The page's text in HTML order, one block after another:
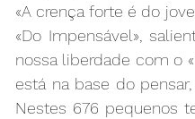
«A crença forte é do
«Do Impensável»,
nossa liberdade com o
está na base do
Nestes 676 pequenos